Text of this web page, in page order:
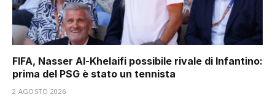
FIFA, Nasser Al-Khelaifi possibile rivale di Infantino:
prima del PSG è stato un tennista
2 AGOSTO 2026